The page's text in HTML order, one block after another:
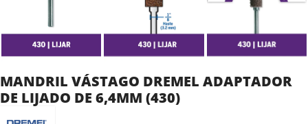
MANDRIL VÁSTAGO DREMEL ADAPTADOR
DE LIJADO DE 6,4MM (430)